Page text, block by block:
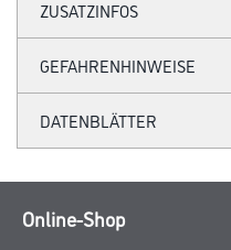
ZUSATZINFOS
GEFAHRENHINWEISE
DATENBLÄTTER
Online-Shop